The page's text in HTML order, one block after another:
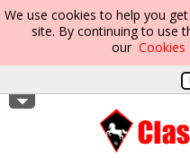
We use cookies to help you
site. By continuing to use
our Cookies